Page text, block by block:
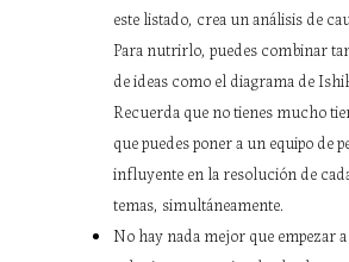
este listado, crea un análisis de
Para nutrirlo, puedes combinar
de ideas como el diagrama de
Recuerda que no tienes mucho
que puedes poner a un equipo de
influyente en la resolución de
temas, simultáneamente.
No hay nada mejor que empezar